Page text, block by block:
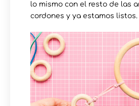
lo mismo con el resto de las
cordones y ya estamos listos.